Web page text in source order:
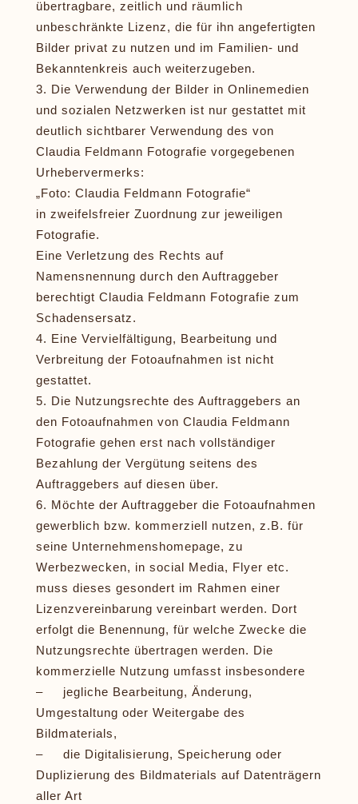
übertragbare, zeitlich und räumlich
unbeschränkte Lizenz, die für ihn angefertigten
Bilder privat zu nutzen und im Familien- und
Bekanntenkreis auch weiterzugeben.
Die Verwendung der Bilder in Onlinemedien
und sozialen Netzwerken ist nur gestattet mit
deutlich sichtbarer Verwendung des von
Claudia Feldmann Fotografie vorgegebenen
Urhebervermerks:
„Foto: Claudia Feldmann Fotografie“
in zweifelsfreier Zuordnung zur jeweiligen
Fotografie.
Eine Verletzung des Rechts auf
Namensnennung durch den Auftraggeber
berechtigt Claudia Feldmann Fotografie zum
Schadensersatz.
Eine Vervielfältigung, Bearbeitung und
Verbreitung der Fotoaufnahmen ist nicht
gestattet.
Die Nutzungsrechte des Auftraggebers an
den Fotoaufnahmen von Claudia Feldmann
Fotografie gehen erst nach vollständiger
Bezahlung der Vergütung seitens des
Auftraggebers auf diesen über.
Möchte der Auftraggeber die Fotoaufnahmen
gewerblich bzw. kommerziell nutzen, z.B. für
seine Unternehmenshomepage, zu
Werbezwecken, in social Media, Flyer etc.
muss dieses gesondert im Rahmen einer
Lizenzvereinbarung vereinbart werden. Dort
erfolgt die Benennung, für welche Zwecke die
Nutzungsrechte übertragen werden. Die
kommerzielle Nutzung umfasst insbesondere
– jegliche Bearbeitung, Änderung,
Umgestaltung oder Weitergabe des
Bildmaterials,
– die Digitalisierung, Speicherung oder
Duplizierung des Bildmaterials auf Datenträgern
aller Art